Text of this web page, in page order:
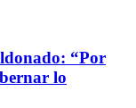
“Por
lo